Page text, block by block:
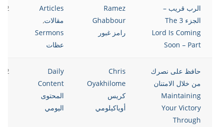
الرب قريب –
الجزء 3 The
Lord Is Coming
Soon – Part
Ramez
Ghabbour
رامز غبور
Articles
مقالات,
Sermons
عظات
حافظ على نصرك
من خلال الامتنان
Maintaining
Your Victory
Through
Chris
Oyakhilome
كريس
أوياكيلومي
Daily
Content
المحتوى
اليومي